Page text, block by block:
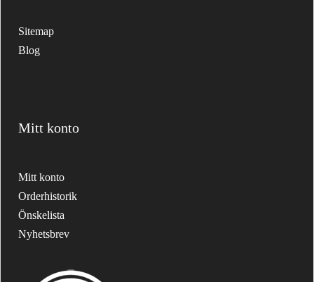
Sitemap
Blog
Mitt konto
Mitt konto
Orderhistorik
Önskelista
Nyhetsbrev